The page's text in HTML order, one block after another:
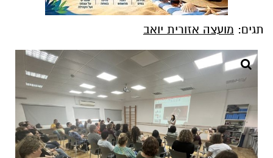
תגים: מועצה אזורית יואב